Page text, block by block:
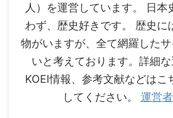
人）を運営しています。 日本
わず、歴史好きです。 歴史に
物がいますが、全て網羅した
いと考えております。詳細な
KOEI情報、参考文献などはこ
してください。 運営